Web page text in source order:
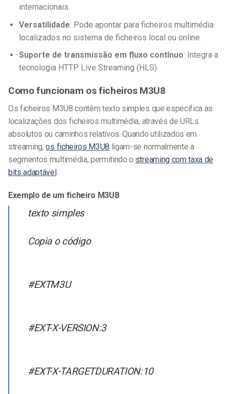
internacionais.
Versatilidade: Pode apontar para ficheiros multimédia
localizados no sistema de ficheiros local ou online.
Suporte de transmissão em fluxo contínuo: Integra a
tecnologia HTTP Live Streaming (HLS).
Como funcionam os ficheiros M3U8
Os ficheiros M3U8 contêm texto simples que especifica as
localizações dos ficheiros multimédia, através de URLs
absolutos ou caminhos relativos. Quando utilizados em
streaming,os ficheiros M3U8 ligam-se normalmente a
segmentos multimédia, permitindo o streaming com taxa de
bits adaptável.
Exemplo de um ficheiro M3U8
texto simples
Copia o código
#EXTM3U
#EXT-X-VERSION:3
#EXT-X-TARGETDURATION:10